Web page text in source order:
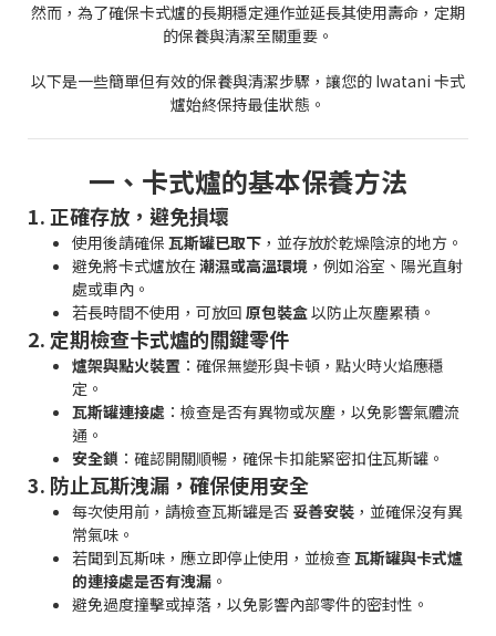
然而，為了確保卡式爐的長期穩定運作並延長其使用壽命，定期
的保養與清潔至關重要。
以下是一些簡單但有效的保養與清潔步驟，讓您的 Iwatani 卡式
爐始終保持最佳狀態。
一、卡式爐的基本保養方法
1. 正確存放，避免損壞
使用後請確保 瓦斯罐已取下 ，並存放於乾燥陰涼的地方。
避免將卡式爐放在潮濕或高溫環境 ，例如浴室、陽光直射
處或車內。
若長時間不使用，可放回 原包裝盒以防止灰塵累積。
2. 定期檢查卡式爐的關鍵零件
爐架與點火裝置 ：確保無變形與卡頓，點火時火焰應穩
定。
瓦斯罐連接處 ：檢查是否有異物或灰塵，以免影響氣體流
通。
安全鎖 ：確認開關順暢，確保卡扣能緊密扣住瓦斯罐。
3. 防止瓦斯洩漏，確保使用安全
每次使用前，請檢查瓦斯罐是否 妥善安裝 ，並確保沒有異
常氣味。
若聞到瓦斯味，應立即停止使用，並檢查瓦斯罐與卡式爐
的連接處是否有洩漏 。
避免過度撞擊或掉落，以免影響內部零件的密封性。